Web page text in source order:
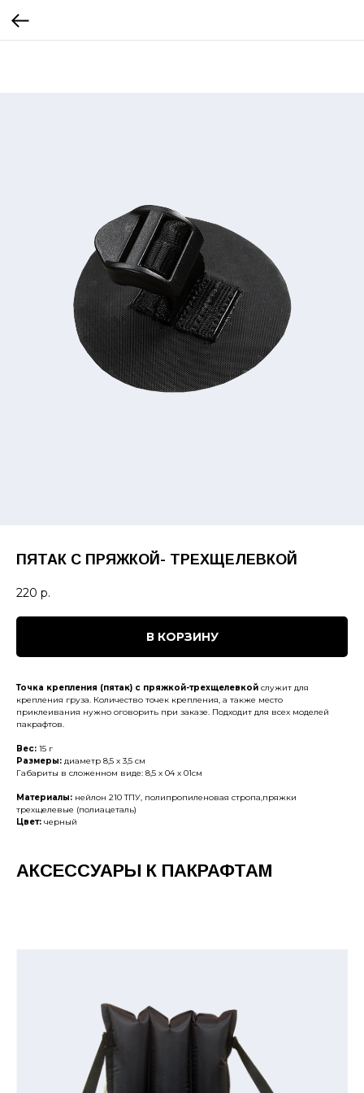
ПЯТАК С ПРЯЖКОЙ- ТРЕХЩЕЛЕВКОЙ
220 р.
В КОРЗИНУ
Точка крепления (пятак) с пряжкой-трехщелевкой служит для
крепления груза. Количество точек крепления, а также место
приклеивания нужно оговорить при заказе. Подходит для всех моделей
пакрафтов.
Вес: 15 г
Размеры: диаметр 8,5 х 3,5 см
Габариты в сложенном виде: 8,5 х 04 х 01см
Материалы: нейлон 210 ТПУ, полипропиленовая стропа,пряжки
трехщелевые (полиацеталь)
Цвет: черный
АКСЕССУАРЫ К ПАКРАФТАМ